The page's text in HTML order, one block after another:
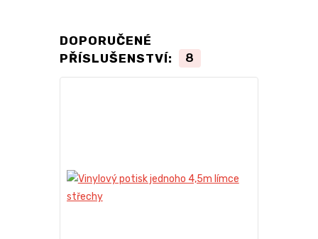
DOPORUČENÉ
PŘÍSLUŠENSTVÍ:
8